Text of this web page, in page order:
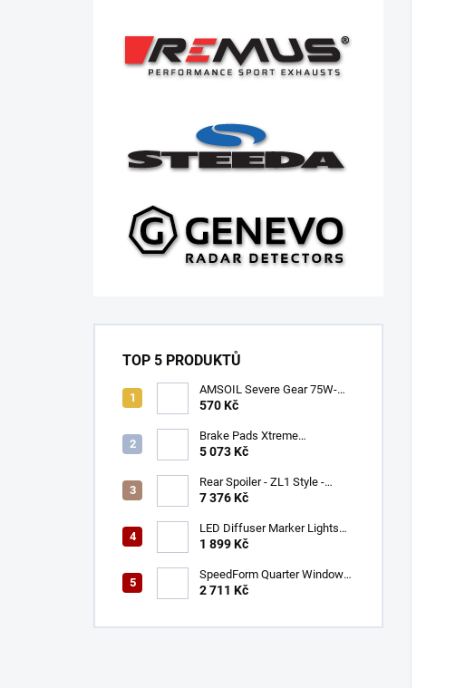
TOP 5 PRODUKTŮ
AMSOIL Severe Gear 75W-
140
570 Kč
Brake Pads Xtreme
Performance ECE R90
(DB9021XP)
5 073 Kč
Rear Spoiler - ZL1 Style -
Gloss Black (CAMARO 16-23)
7 376 Kč
LED Diffuser Marker Lights
(CHALLENGER 15-23)
1 899 Kč
SpeedForm Quarter Window
Louvers - Gloss Black
2 711 Kč